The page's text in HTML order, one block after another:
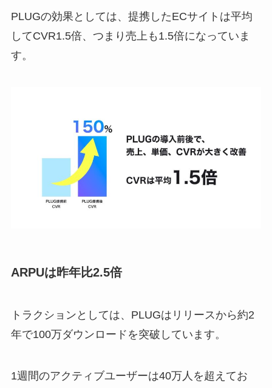
PLUGの効果としては、提携したECサイトは平均
してCVR1.5倍、つまり売上も1.5倍になっていま
す。
ARPUは昨年比2.5倍
トラクションとしては、PLUGはリリースから約2
年で100万ダウンロードを突破しています。
1週間のアクティブユーザーは40万人を超えてお